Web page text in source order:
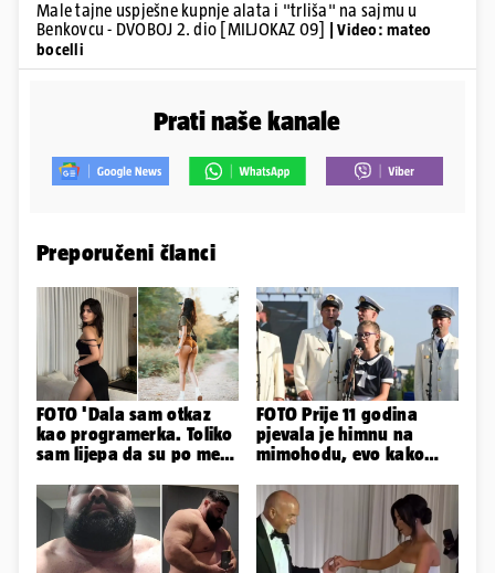
Male tajne uspješne kupnje alata i "trliša" na sajmu u
Benkovcu - DVOBOJ 2. dio [MILJOKAZ 09]
| Video: mateo
bocelli
Prati naše kanale
Preporučeni članci
FOTO 'Dala sam otkaz
kao programerka. Toliko
sam lijepa da su po meni
FOTO Prije 11 godina
pjevala je himnu na
mimohodu, evo kako
Negovetić